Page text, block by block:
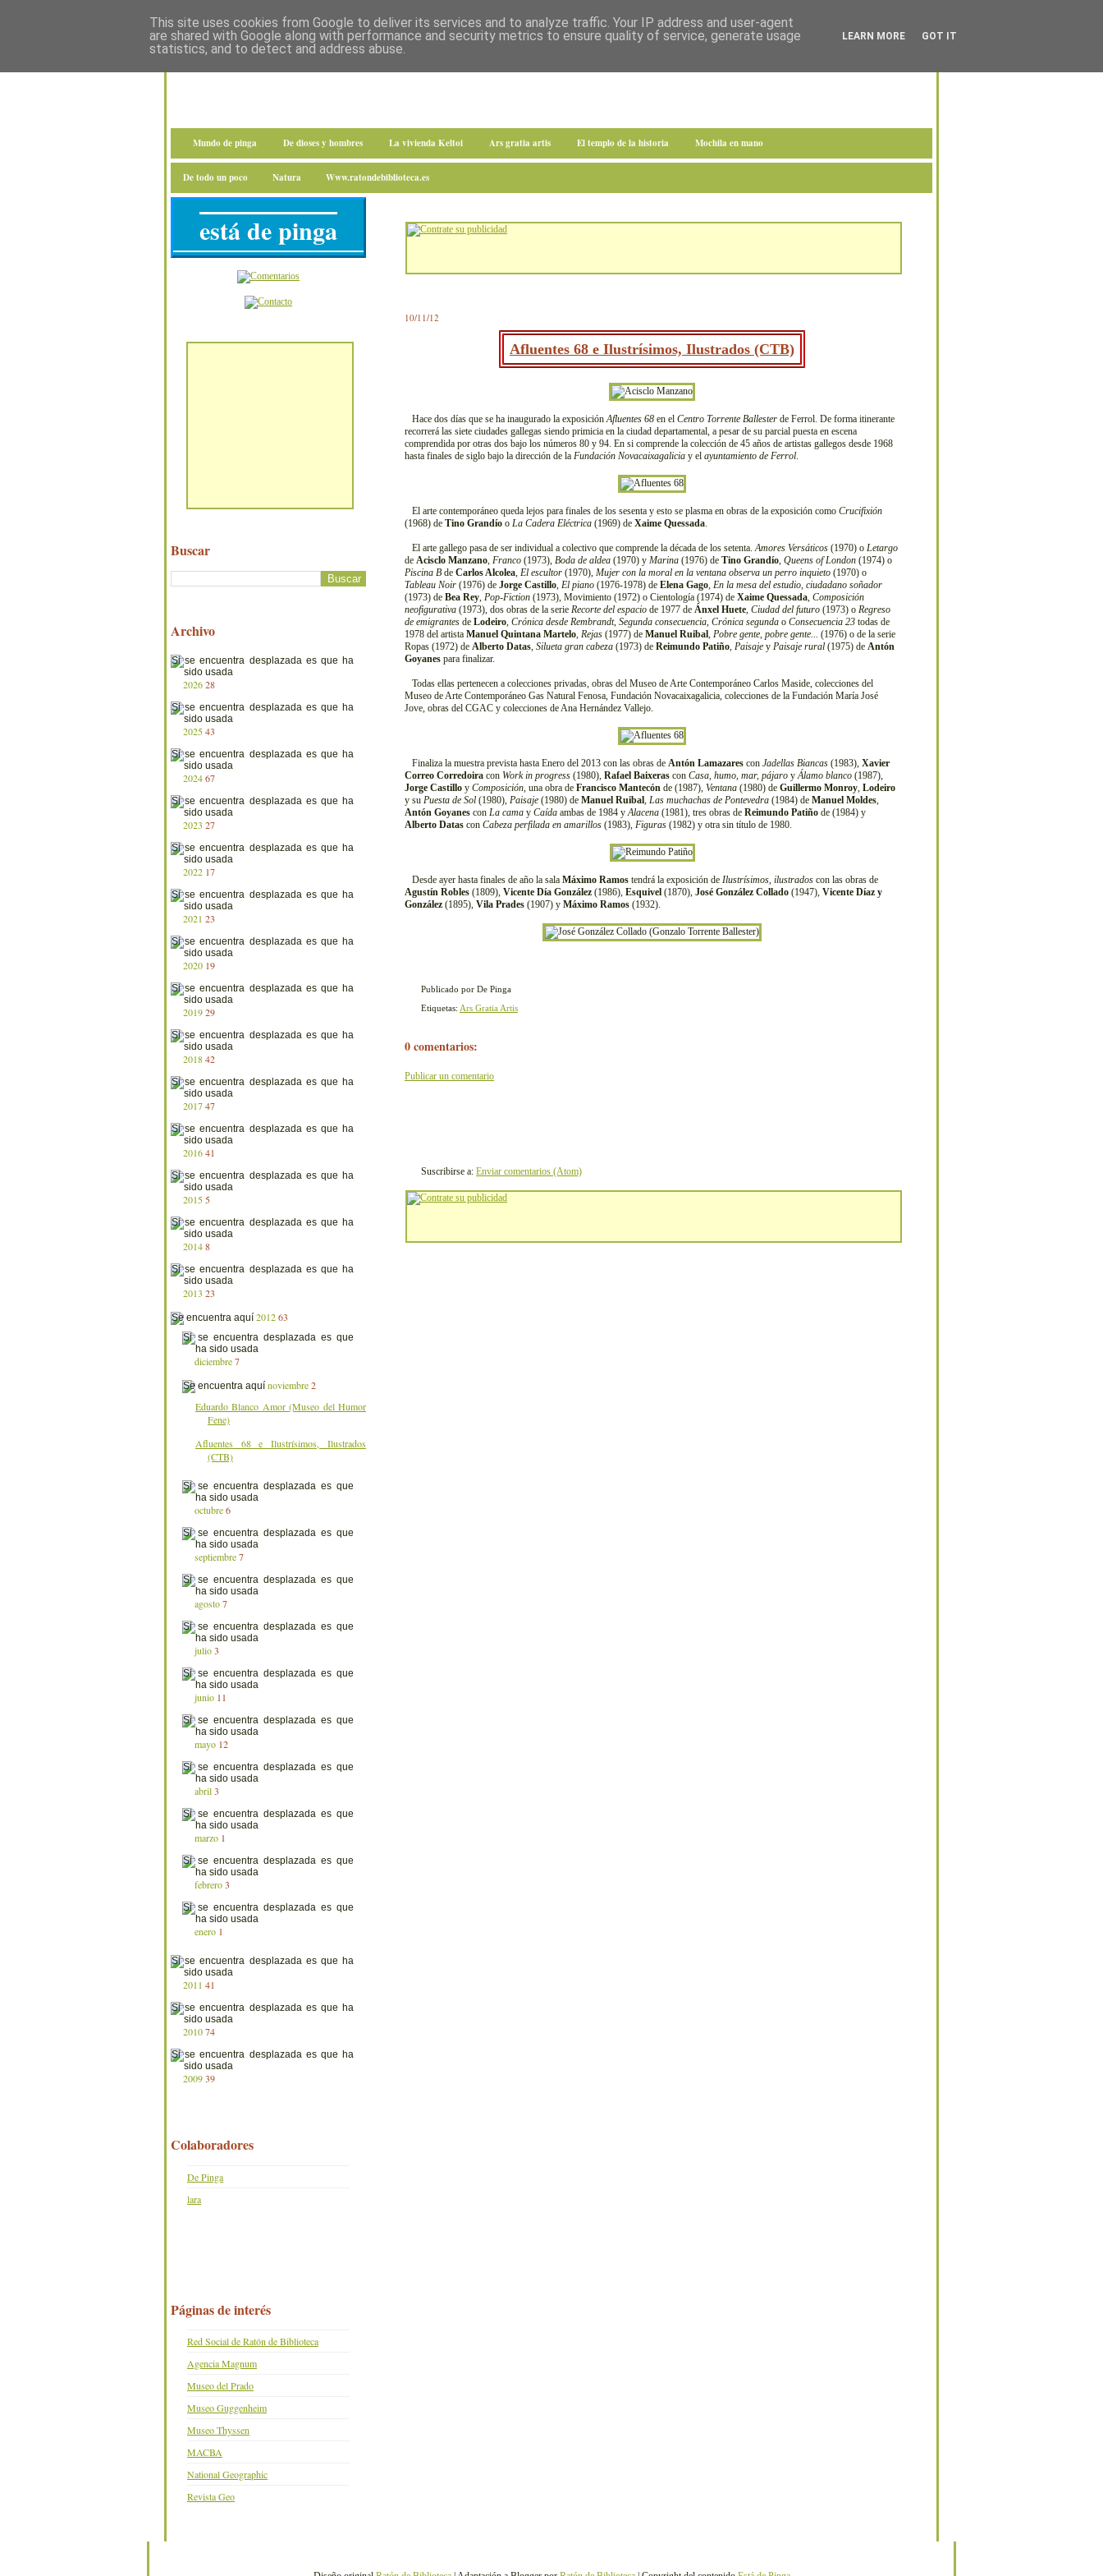
Mundo de pinga De dioses y hombres La vivienda Keltoi Ars gratia artis El templo de la historia Mochila en mano
De todo un poco Natura Www.ratondebiblioteca.es
10/11/12
Afluentes 68 e Ilustrísimos, Ilustrados (CTB)
Hace dos días que se ha inaugurado la exposiciónAfluentes 68 en el Centro Torrente Ballester de Ferrol. De forma itinerante
recorrerá las siete ciudades gallegas siendo primicia en la ciudad departamental, a pesar de su parcial puesta en escena
comprendida por otras dos bajo los números 80 y 94. En si comprende la colección de 45 años de artistas gallegos desde 1968
hasta finales de siglo bajo la dirección de la Fundación Novacaixagalicia y el ayuntamiento de Ferrol.
El arte contemporáneo queda lejos para finales de los sesenta y esto se plasma en obras de la exposición como Crucifixión
(1968) de Tino Grandío o La Cadera Eléctrica (1969) de Xaime Quessada.
El arte gallego pasa de ser individual a colectivo que comprende la década de los setenta.Amores Versáticos (1970) o Letargo
de Acisclo Manzano, Franco (1973), Boda de aldea (1970) y Marina (1976) de Tino Grandío, Queens of London (1974) o
Piscina B de Carlos Alcolea, El escultor (1970), Mujer con la moral en la ventana observa un perro inquieto (1970) o
Tableau Noir (1976) de Jorge Castillo, El piano (1976-1978) de Elena Gago, En la mesa del estudio, ciudadano soñador
(1973) de Bea Rey, Pop-Fiction (1973), Movimiento (1972) o Cientología (1974) de Xaime Quessada, Composición
neofigurativa (1973), dos obras de la serie Recorte del espacio de 1977 de Ánxel Huete, Ciudad del futuro (1973) o Regreso
de emigrantes de Lodeiro, Crónica desde Rembrandt, Segunda consecuencia, Crónica segunda o Consecuencia 23 todas de
1978 del artista Manuel Quintana Martelo, Rejas (1977) de Manuel Ruibal, Pobre gente, pobre gente... (1976) o de la serie
Ropas (1972) de Alberto Datas, Silueta gran cabeza (1973) de Reimundo Patiño, Paisaje y Paisaje rural (1975) de Antón
Goyanes para finalizar.
Todas ellas pertenecen a colecciones privadas, obras del Museo de Arte Contemporáneo Carlos Maside, colecciones del
Museo de Arte Contemporáneo Gas Natural Fenosa, Fundación Novacaixagalicia, colecciones de la Fundación María José
Jove, obras del CGAC y colecciones de Ana Hernández Vallejo.
Finaliza la muestra prevista hasta Enero del 2013 con las obras de Antón Lamazares con Jadellas Biancas (1983), Xavier
Correo Corredoira con Work in progress (1980), Rafael Baixeras con Casa, humo, mar, pájaro yÁlamo blanco (1987),
Jorge Castillo y Composición, una obra de Francisco Mantecón de (1987), Ventana (1980) de Guillermo Monroy, Lodeiro
y su Puesta de Sol (1980), Paisaje (1980) de Manuel Ruibal, Las muchachas de Pontevedra (1984) de Manuel Moldes,
Antón Goyanes con La cama y Caída ambas de 1984 yAlacena (1981), tres obras de Reimundo Patiño de (1984) y
Alberto Datas con Cabeza perfilada en amarillos (1983), Figuras (1982) y otra sin título de 1980.
Desde ayer hasta finales de año la sala Máximo Ramos tendrá la exposición de Ilustrísimos, ilustrados con las obras de
Agustín Robles (1809), Vicente Día González (1986), Esquivel (1870), José González Collado (1947), Vicente Díaz y
González (1895), Vila Prades (1907) y Máximo Ramos (1932).
Publicado por De Pinga
Etiquetas: Ars Gratia Artis
0 comentarios:
Publicar un comentario
Suscribirse a: Enviar comentarios (Atom)
está de pinga
Buscar
Archivo
202628
202543
202467
2023 27
2022 17
2021 23
2020 19
201929
201842
201747
201641
2015 5
20148
2013 23
201263
diciembre 7
noviembre 2
Eduardo Blanco Amor (Museo del Humor
Fene)
Afluentes 68 e Ilustrísimos, Ilustrados
(CTB)
octubre 6
septiembre 7
agosto 7
julio 3
junio 11
mayo 12
abril 3
marzo 1
febrero 3
enero 1
2011 41
201074
200939
Colaboradores
De Pinga
lara
Páginas de interés
Red Social de Ratón de Biblioteca
Agencia Magnum
Museo del Prado
Museo Guggenheim
Museo Thyssen
MACBA
National Geographic
Revista Geo
This site uses cookies from Google to deliver its services and to analyze traffic. Your IP address and user-agent
are shared with Google along with performance and security metrics to ensure quality of service, generate usage
statistics, and to detect and address abuse.
LEARN MORE GOT IT